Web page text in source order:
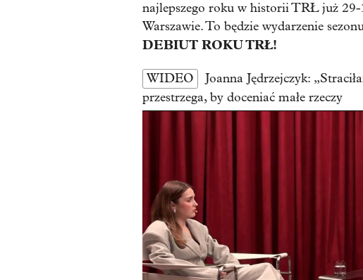
najlepszego roku w historii TRŁ już
Warszawie. To będzie wydarzenie
DEBIUT ROKU TRŁ!
WIDEO
Joanna Jędrzejczyk:
przestrzega, by doceniać małe rzeczy